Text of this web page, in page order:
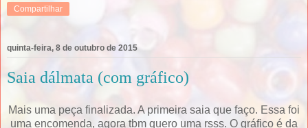
Compartilhar
quinta-feira, 8 de outubro de 2015
Saia dálmata (com gráfico)
Mais uma peça finalizada. A primeira saia que faço. Essa foi
uma encomenda, agora tbm quero uma rsss. O gráfico é da